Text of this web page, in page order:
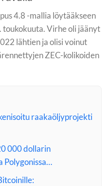
4.8 -mallia löytääkseen
Virhe oli jäänyt
lähtien ja olisi voinut
ZEC-kolikoiden
raakaöljyprojekti
000 dollarin
Polygonissa…